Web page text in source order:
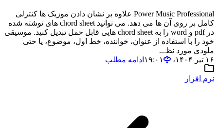
Power Music Professional علاوه بر نشان دادن موزیک ها کنترلی
کامل بر روی آن ها می دهد. می توانید chord sheet های نوشته شده
در pdf و word را به chord sheet هایی قابل حمل تبدیل کنید. موسیقی
خود را با استفاده از عنوان، خواننده، خط اول، موضوع، یا حتی
ملودی مورد نظ...
۱۶ تیر ۱۴۰۴،‏ ۱۹:۰۱
ادامه مطلب
نرم افزار